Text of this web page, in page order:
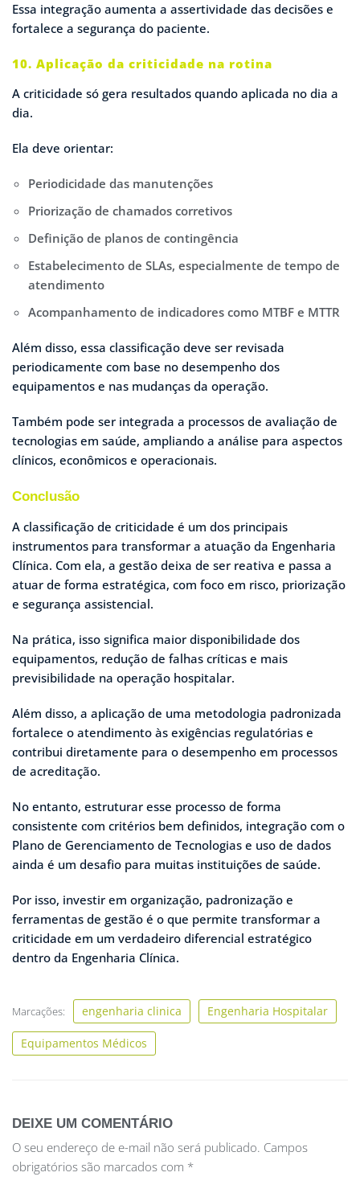
Essa integração aumenta a assertividade das decisões e
fortalece a segurança do paciente.
10. Aplicação da criticidade na rotina
A criticidade só gera resultados quando aplicada no dia a
dia.
Ela deve orientar:
Periodicidade das manutenções
Priorização de chamados corretivos
Definição de planos de contingência
Estabelecimento de SLAs, especialmente de tempo de
atendimento
Acompanhamento de indicadores como MTBF e MTTR
Além disso, essa classificação deve ser revisada
periodicamente com base no desempenho dos
equipamentos e nas mudanças da operação.
Também pode ser integrada a processos de avaliação de
tecnologias em saúde, ampliando a análise para aspectos
clínicos, econômicos e operacionais.
Conclusão
A classificação de criticidade é um dos principais
instrumentos para transformar a atuação da Engenharia
Clínica. Com ela, a gestão deixa de ser reativa e passa a
atuar de forma estratégica, com foco em risco, priorização
e segurança assistencial.
Na prática, isso significa maior disponibilidade dos
equipamentos, redução de falhas críticas e mais
previsibilidade na operação hospitalar.
Além disso, a aplicação de uma metodologia padronizada
fortalece o atendimento às exigências regulatórias e
contribui diretamente para o desempenho em processos
de acreditação.
No entanto, estruturar esse processo de forma
consistente com critérios bem definidos, integração com o
Plano de Gerenciamento de Tecnologias e uso de dados
ainda é um desafio para muitas instituições de saúde.
Por isso, investir em organização, padronização e
ferramentas de gestão é o que permite transformar a
criticidade em um verdadeiro diferencial estratégico
dentro da Engenharia Clínica.
Marcações: engenharia clinica Engenharia Hospitalar
Equipamentos Médicos
DEIXE UM COMENTÁRIO
O seu endereço de e-mail não será publicado. Campos
obrigatórios são marcados com *